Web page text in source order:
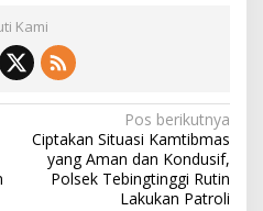
Kami
Pos berikutnya
Ciptakan Situasi Kamtibmas
yang Aman dan Kondusif,
Polsek Tebingtinggi Rutin
Lakukan Patroli